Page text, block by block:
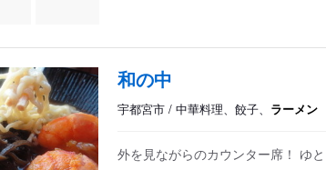
和の中
宇都宮市 / 中華料理、餃子、 ラーメン
外を見ながらのカウンター席！ ゆ